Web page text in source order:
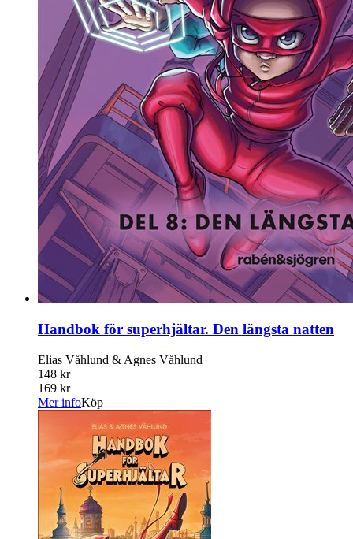
Handbok för superhjältar. Den längsta natten
Elias Våhlund & Agnes Våhlund
148 kr
169 kr
Mer infoKöp